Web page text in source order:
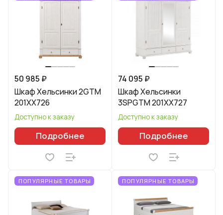
50 985 ₽
Шкаф Хельсинки 2GTM
201XX726
Доступно к заказу
Подробнее
74 095 ₽
Шкаф Хельсинки
3SPGTM 201XX727
Доступно к заказу
Подробнее
ПОПУЛЯРНЫЕ ТОВАРЫ ПОПУЛЯРНЫЕ ТОВАРЫ